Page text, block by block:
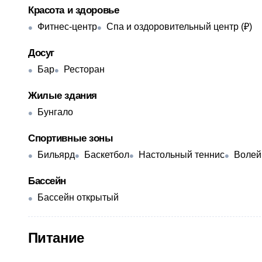
Красота и здоровье
Фитнес-центр Спа и оздоровительный центр (₽)
Досуг
Бар Ресторан
Жилые здания
Бунгало
Спортивные зоны
Бильярд Баскетбол Настольный теннис
Бассейн
Бассейн открытый
Питание